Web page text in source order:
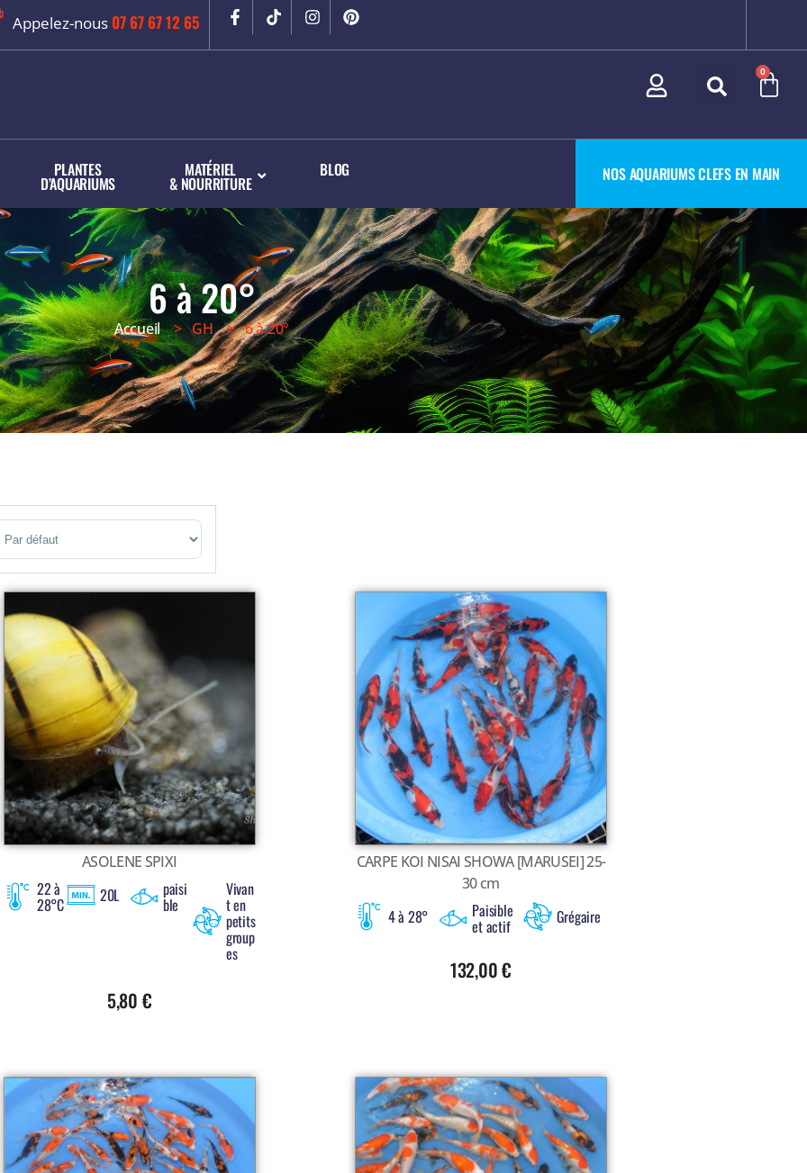
Appelez-nous 07 67 67 12 65
0
PLANTES
D’AQUARIUMS
MATÉRIEL
& NOURRITURE
BLOG NOS AQUARIUMS CLEFS EN MAIN
6 à 20°
Accueil> GH > 6 à 20°
Products
ASOLENE SPIXI
22 à
28°C 20L paisi
ble
Vivan
t en
petits
group
es
5,80 €
CARPE KOI NISAI SHOWA [MARUSEI] 25-
30 cm
4 à 28° Paisible
et actif Grégaire
132,00€